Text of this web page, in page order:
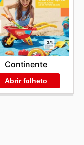
Continente
Abrir folheto